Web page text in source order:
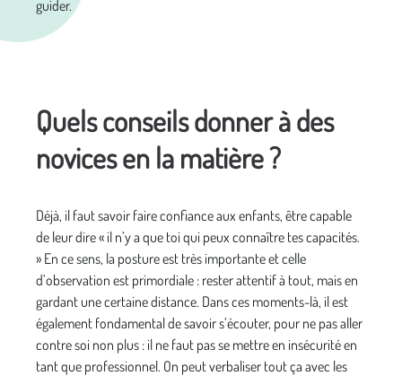
guider.
Quels conseils donner à des
novices en la matière ?
Déjà, il faut savoir faire confiance aux enfants, être capable
de leur dire « il n’y a que toi qui peux connaître tes capacités.
» En ce sens, la posture est très importante et celle
d’observation est primordiale : rester attentif à tout, mais en
gardant une certaine distance. Dans ces moments-là, il est
également fondamental de savoir s’écouter, pour ne pas aller
contre soi non plus : il ne faut pas se mettre en insécurité en
tant que professionnel. On peut verbaliser tout ça avec les